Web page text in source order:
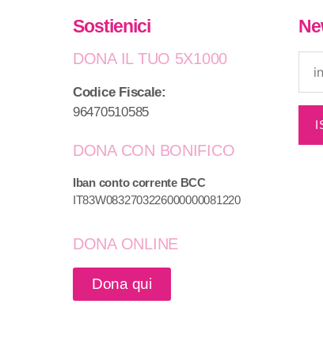
Sostienici
DONA IL TUO 5X1000
Codice Fiscale:
96470510585
DONA CON BONIFICO
Iban conto corrente BCC
IT83W0832703226000000081220
DONA ONLINE
Dona qui